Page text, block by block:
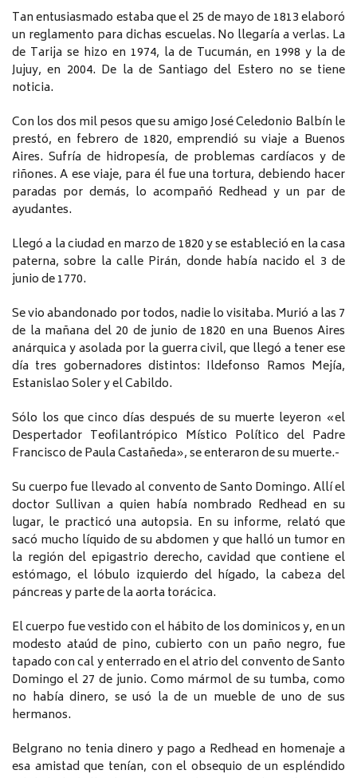
Tan entusiasmado estaba que el 25 de mayo de 1813 elaboró
un reglamento para dichas escuelas. No llegaría a verlas. La
de Tarija se hizo en 1974, la de Tucumán, en 1998 y la de
Jujuy, en 2004. De la de Santiago del Estero no se tiene
noticia.
Con los dos mil pesos que su amigo José Celedonio Balbín le
prestó, en febrero de 1820, emprendió su viaje a Buenos
Aires. Sufría de hidropesía, de problemas cardíacos y de
riñones. A ese viaje, para él fue una tortura, debiendo hacer
paradas por demás, lo acompañó Redhead y un par de
ayudantes.
Llegó a la ciudad en marzo de 1820 y se estableció en la casa
paterna, sobre la calle Pirán, donde había nacido el 3 de
junio de 1770.
Se vio abandonado por todos, nadie lo visitaba. Murió a las 7
de la mañana del 20 de junio de 1820 en una Buenos Aires
anárquica y asolada por la guerra civil, que llegó a tener ese
día tres gobernadores distintos: Ildefonso Ramos Mejía,
Estanislao Soler y el Cabildo.
Sólo los que cinco días después de su muerte leyeron «el
Despertador Teofilantrópico Místico Político del Padre
Francisco de Paula Castañeda», se enteraron de su muerte.-
Su cuerpo fue llevado al convento de Santo Domingo. Allí el
doctor Sullivan a quien había nombrado Redhead en su
lugar, le practicó una autopsia. En su informe, relató que
sacó mucho líquido de su abdomen y que halló un tumor en
la región del epigastrio derecho, cavidad que contiene el
estómago, el lóbulo izquierdo del hígado, la cabeza del
páncreas y parte de la aorta torácica.
El cuerpo fue vestido con el hábito de los dominicos y, en un
modesto ataúd de pino, cubierto con un paño negro, fue
tapado con cal y enterrado en el atrio del convento de Santo
Domingo el 27 de junio. Como mármol de su tumba, como
no había dinero, se usó la de un mueble de uno de sus
hermanos.
Belgrano no tenia dinero y pago a Redhead en homenaje a
esa amistad que tenían, con el obsequio de un espléndido